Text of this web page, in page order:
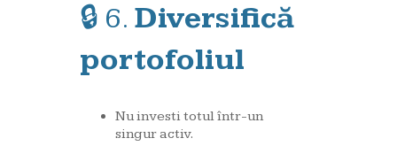
🔒 6. Diversifică
portofoliul
Nu investi totul într-un
singur activ.